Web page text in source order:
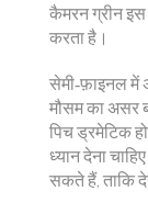
कैमरन ग्रीन
करता है।
सेमी‑फ़ाइनल में
मौसम का असर
पिच ड्रमेटिक
ध्यान देना
सकते हैं, ताकि